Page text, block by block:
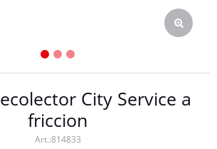
City Service a
friccion
814833